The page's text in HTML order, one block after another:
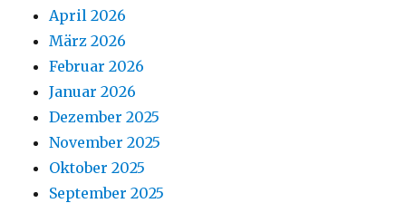
April 2026
März 2026
Februar 2026
Januar 2026
Dezember 2025
November 2025
Oktober 2025
September 2025